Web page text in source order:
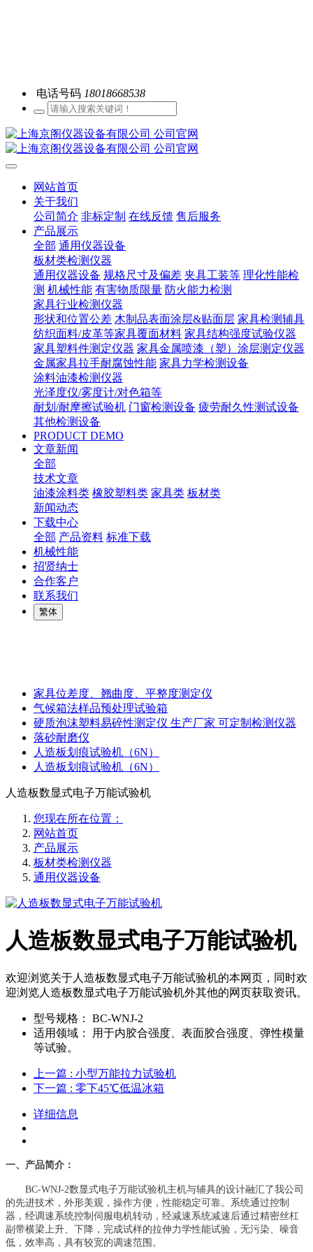
电话号码 18018668538
网站首页
关于我们
公司简介 非标定制 在线反馈 售后服务
产品展示
全部 通用仪器设备
板材类检测仪器
通用仪器设备 规格尺寸及偏差 夹具工装等 理化性能检
测 机械性能 有害物质限量 防火能力检测
家具行业检测仪器
形状和位置公差 木制品表面涂层&贴面层 家具检测辅具
纺织面料/皮革等家具覆面材料 家具结构强度试验仪器
家具塑料件测定仪器 家具金属喷漆（塑）涂层测定仪器
金属家具拉手耐腐蚀性能 家具力学检测设备
涂料油漆检测仪器
光泽度仪/雾度计/对色箱等
耐划/耐摩擦试验机 门窗检测设备 疲劳耐久性测试设备
其他检测设备
PRODUCT DEMO
文章新闻
全部
技术文章
油漆涂料类 橡胶塑料类 家具类 板材类
新闻动态
下载中心
全部 产品资料 标准下载
机械性能
招贤纳士
合作客户
联系我们
繁体
家具位差度、翘曲度、平整度测定仪
气候箱法样品预处理试验箱
硬质泡沫塑料易碎性测定仪 生产厂家 可定制检测仪器
落砂耐磨仪
人造板划痕试验机（6N）
人造板划痕试验机（6N）
人造板数显式电子万能试验机
您现在所在位置：
网站首页
产品展示
板材类检测仪器
通用仪器设备
人造板数显式电子万能试验机
欢迎浏览关于人造板数显式电子万能试验机​的本网页，同时欢
迎浏览人造板数显式电子万能试验机​外其他的网页获取资讯。
型号规格：
BC-WNJ-2
适用领域：
用于内胶合强度、表面胶合强度、弹性模量
等试验。
上一篇 : 小型万能拉力试验机
下一篇 : 零下45℃低温冰箱
详细信息
一、产品简介：
BC-WNJ-2数显式电子万能试验机主机与辅具的设计融汇了我公司
的先进技术，外形美观，操作方便，性能稳定可靠。系统通过控制
器，经调速系统控制伺服电机转动，经减速系统减速后通过精密丝杠
副带横梁上升、下降，完成试样的拉伸力学性能试验，无污染、噪音
低，效率高，具有较宽的调速范围。